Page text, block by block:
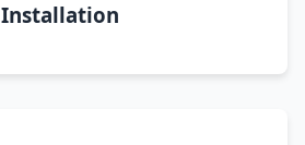
Installation